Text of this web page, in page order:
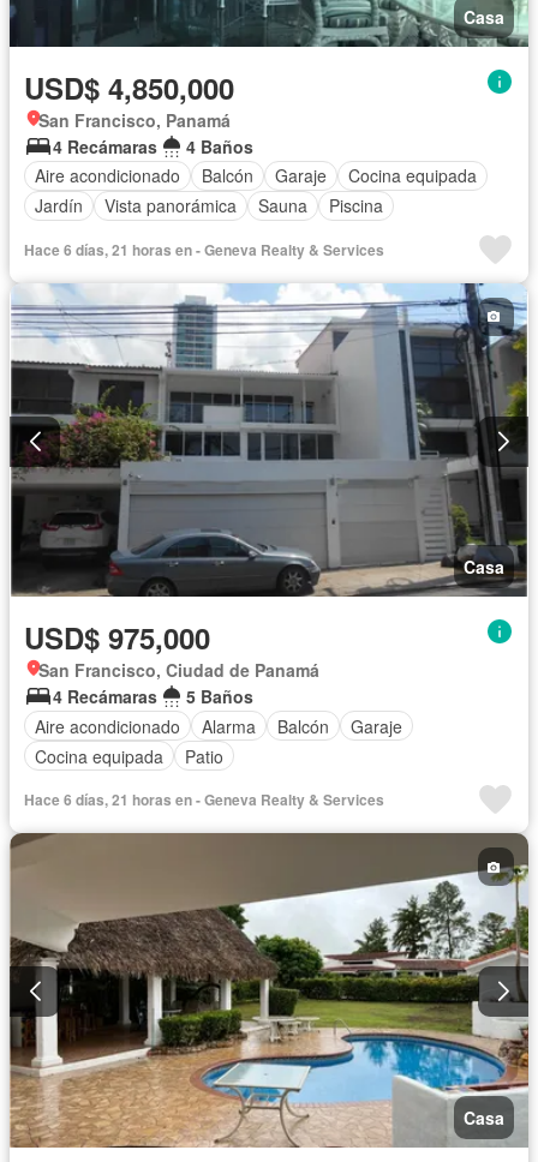
Casa
USD$ 4,850,000
San Francisco, Panamá
4 Recámaras
4 Baños
Aire acondicionado
Balcón Garaje
Cocina equipada
Jardín
Vista panorámica Sauna Piscina
Hace 6 días, 21 horas en - Geneva Realty & Services
Casa
USD$ 975,000
San Francisco, Ciudad de Panamá
4 Recámaras
5 Baños
Aire acondicionado
Alarma Balcón
Garaje
Cocina equipada
Patio
Hace 6 días, 21 horas en - Geneva Realty & Services
Casa